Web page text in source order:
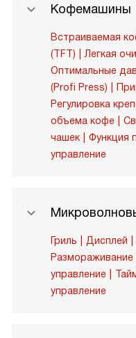
Кофемашины
Встраиваемая
(TFT)
Легкая
Оптимальные
(Profi Press)
Регулировка
объема кофе
чашек
Функция
управление
Гриль Дисплей
Размораживание
управление
управление